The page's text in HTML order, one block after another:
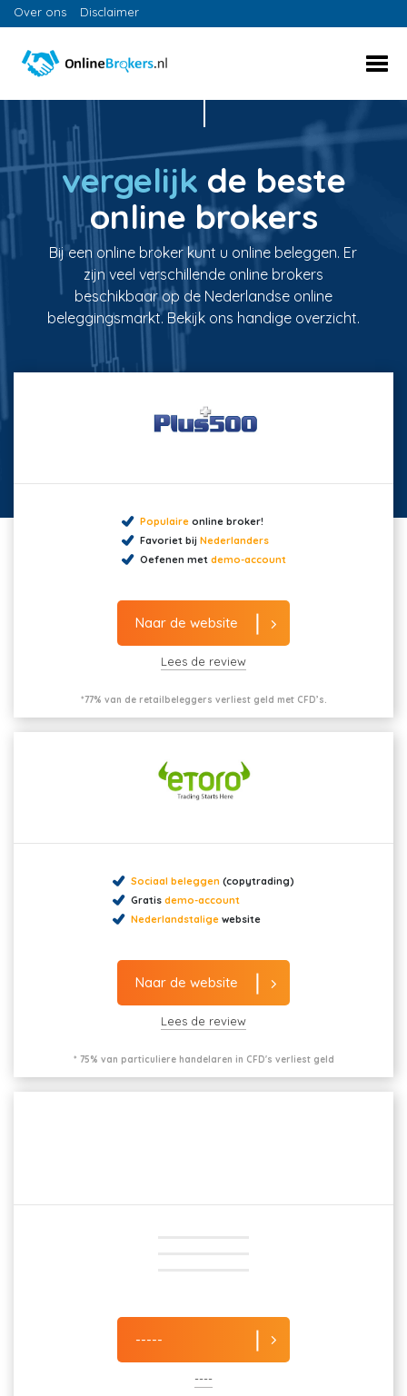
Over ons Disclaimer
vergelijk de beste
online brokers
Bij een online broker kunt u online beleggen. Er
zijn veel verschillende online brokers
beschikbaar op de Nederlandse online
beleggingsmarkt. Bekijk ons handige overzicht.
Populaireonline broker!
Favoriet bij Nederlanders
Oefenen met demo-account
Naar de website
Lees de review
*77% van de retailbeleggers verliest geld met CFD’s.
Sociaal beleggen (copytrading)
Gratis demo-account
Nederlandstalige website
Naar de website
Lees de review
* 75% van particuliere handelaren in CFD's verliest geld
-----
----